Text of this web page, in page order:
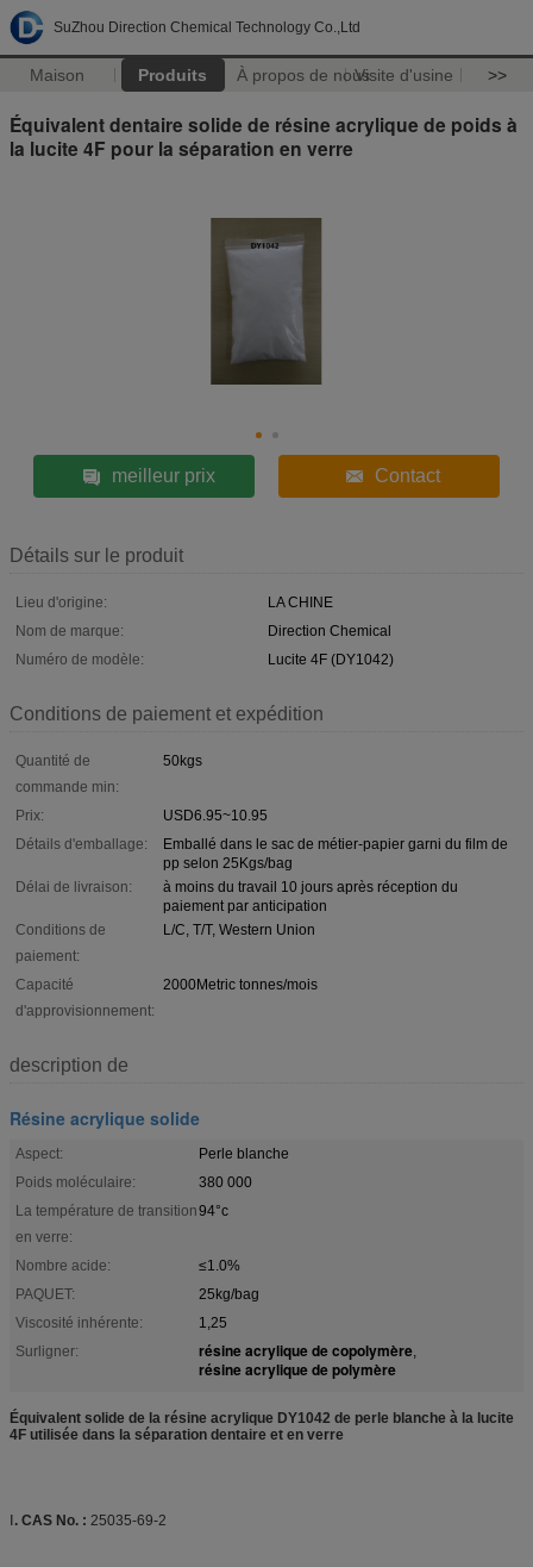
SuZhou Direction Chemical Technology Co.,Ltd
Maison Produits À propos de nousVisite d'usine >>
Équivalent dentaire solide de résine acrylique de poids à
la lucite 4F pour la séparation en verre
meilleur prix Contact
Détails sur le produit
Lieu d'origine:
LA CHINE
Nom de marque:
Direction Chemical
Numéro de modèle:
Lucite 4F (DY1042)
Conditions de paiement et expédition
Quantité de
commande min:
50kgs
Prix:
USD6.95~10.95
Détails d'emballage:
Emballé dans le sac de métier-papier garni du film de
pp selon 25Kgs/bag
Délai de livraison:
à moins du travail 10 jours après réception du
paiement par anticipation
Conditions de
paiement:
L/C, T/T, Western Union
Capacité
d'approvisionnement:
2000Metric tonnes/mois
description de
Résine acrylique solide
Aspect:
Perle blanche
Poids moléculaire:
380 000
La température de transition
en verre:
94°c
Nombre acide:
≤1.0%
PAQUET:
25kg/bag
Viscosité inhérente:
1,25
Surligner:
résine acrylique de copolymère,
résine acrylique de polymère
Équivalent solide de la résine acrylique DY1042 de perle blanche à la lucite
4F utilisée dans la séparation dentaire et en verre
Ⅰ. CAS No. : 25035-69-2